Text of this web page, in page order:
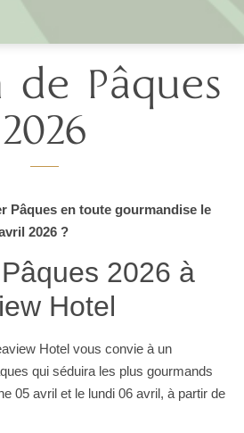
de Pâques
2026
Pâques en toute gourmandise le
2026 ?
2026 à
Hotel
Hotel vous convie à un
qui séduira les plus gourmands
05 avril et le lundi 06 avril, à partir de